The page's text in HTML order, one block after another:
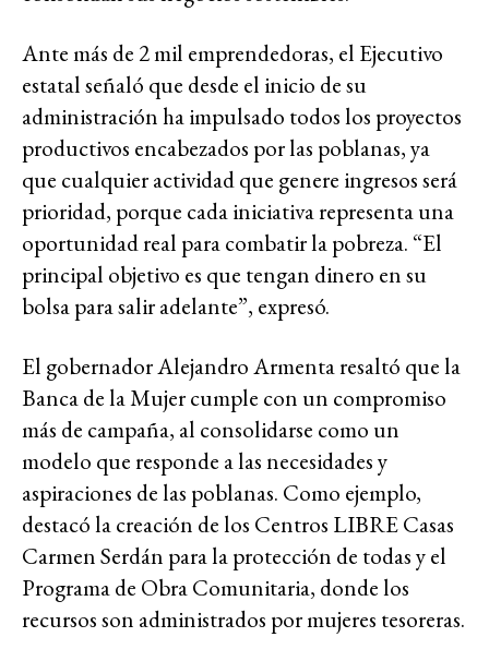
Ante más de 2 mil emprendedoras, el Ejecutivo
estatal señaló que desde el inicio de su
administración ha impulsado todos los proyectos
productivos encabezados por las poblanas, ya
que cualquier actividad que genere ingresos será
prioridad, porque cada iniciativa representa una
oportunidad real para combatir la pobreza. “El
principal objetivo es que tengan dinero en su
bolsa para salir adelante”, expresó.
El gobernador Alejandro Armenta resaltó que la
Banca de la Mujer cumple con un compromiso
más de campaña, al consolidarse como un
modelo que responde a las necesidades y
aspiraciones de las poblanas. Como ejemplo,
destacó la creación de los Centros LIBRE Casas
Carmen Serdán para la protección de todas y el
Programa de Obra Comunitaria, donde los
recursos son administrados por mujeres tesoreras.